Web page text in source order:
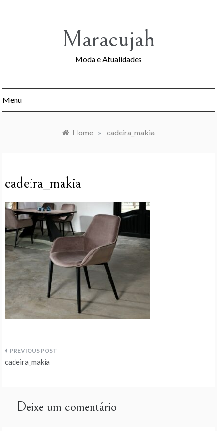
Maracujah
Moda e Atualidades
Menu
Home » cadeira_makia
cadeira_makia
Navegação
artigos
cadeira_makia
Deixe um comentário